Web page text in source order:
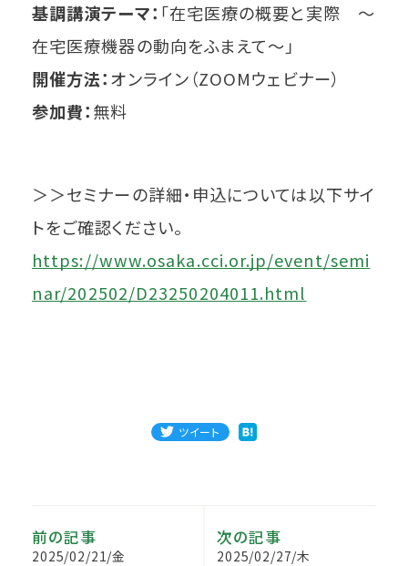
基調講演テーマ： 「在宅医療の概要と実際 ～
在宅医療機器の動向をふまえて～」
開催方法：オンライン（ZOOMウェビナー）
参加費：無料
＞＞セミナーの詳細・申込については以下サイ
トをご確認ください。
https://www.osaka.cci.or.jp/event/semi
nar/202502/D23250204011.html
ツイート
前の記事
2025/02/21/金
次の記事
2025/02/27/木